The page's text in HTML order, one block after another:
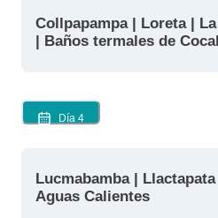
Collpapampa | Loreta |
| Baños termales de
Día 4
Lucmabamba |
Aguas Calientes